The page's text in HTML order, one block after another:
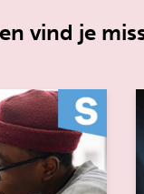
vind je